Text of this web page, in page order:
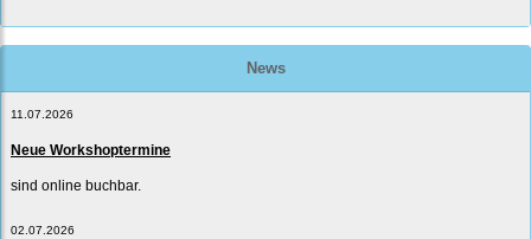
News
11.07.2026
Neue Workshoptermine
sind online buchbar.
02.07.2026